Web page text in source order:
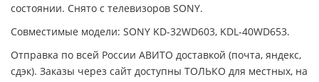
состоянии. Снято с телевизоров SONY.
Совместимые модели: SONY KD-32WD603, KDL-40WD653.
Отправка по всей России АВИТО доставкой (почта, яндекс,
сдэк). Заказы через сайт доступны ТОЛЬКО для местных, на